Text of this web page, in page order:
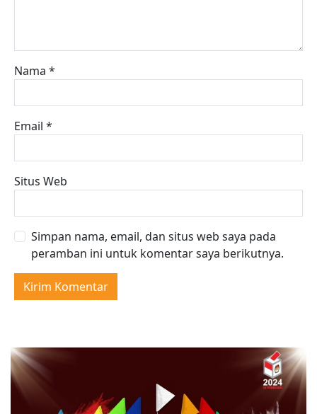
Nama *
Email *
Situs Web
Simpan nama, email, dan situs web saya pada
peramban ini untuk komentar saya berikutnya.